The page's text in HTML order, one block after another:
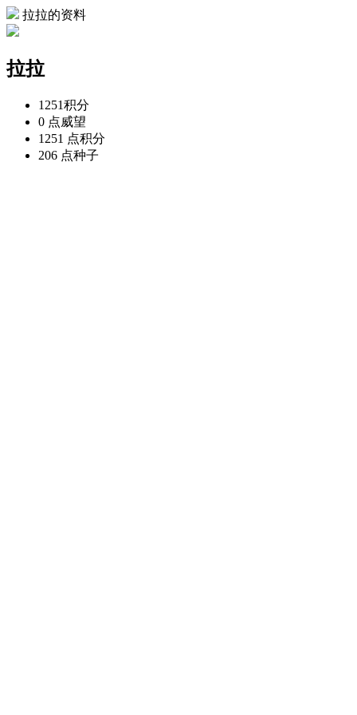
拉拉的资料
拉拉
1251积分
0 点威望
1251 点积分
206 点种子